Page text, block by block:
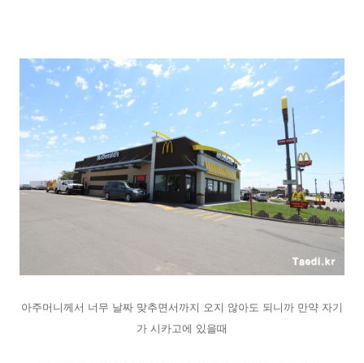
아주머니께서 너무 날짜 맞추면서까지 오지 않아도 되니까 만약 자기
가 시카고에 있을때